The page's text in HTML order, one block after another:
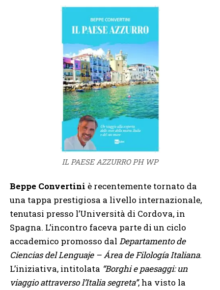
IL PAESE AZZURRO PH WP
Beppe Convertini è recentemente tornato da
una tappa prestigiosa a livello internazionale,
tenutasi presso l’Università di Cordova, in
Spagna. L’incontro faceva parte di un ciclo
accademico promosso dal Departamento de
Ciencias del Lenguaje – Área de Filología Italiana.
L’iniziativa, intitolata “Borghi e paesaggi: un
viaggio attraverso l’Italia segreta”, ha visto la